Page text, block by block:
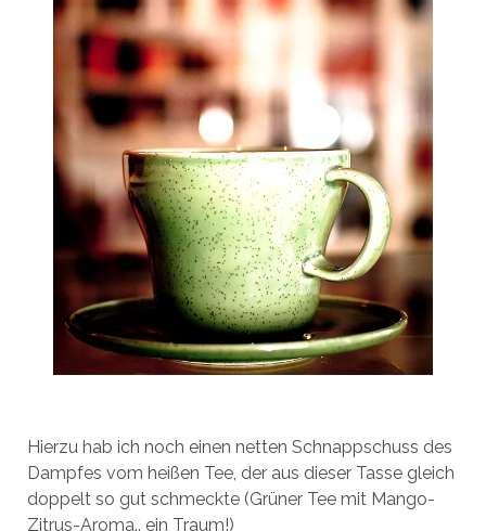
Hierzu hab ich noch einen netten Schnappschuss des
Dampfes vom heißen Tee, der aus dieser Tasse gleich
doppelt so gut schmeckte (Grüner Tee mit Mango-
Zitrus-Aroma.. ein Traum!)